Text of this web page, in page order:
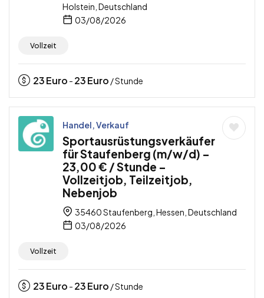
Holstein, Deutschland
03/08/2026
Vollzeit
23Euro - 23Euro / Stunde
Handel, Verkauf
Sportausrüstungsverkäufer
für Staufenberg (m/w/d) –
23,00 € / Stunde –
Vollzeitjob, Teilzeitjob,
Nebenjob
35460 Staufenberg, Hessen, Deutschland
03/08/2026
Vollzeit
23Euro - 23Euro / Stunde